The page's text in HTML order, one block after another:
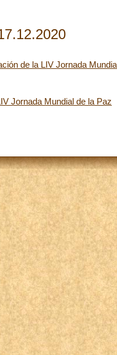
de la LIV Jornada
Jornada Mundial de la Paz